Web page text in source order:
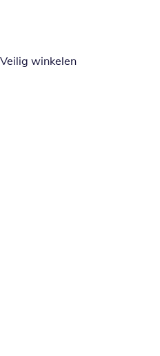
Veilig winkelen